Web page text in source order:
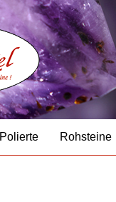
Polierte Rohsteine